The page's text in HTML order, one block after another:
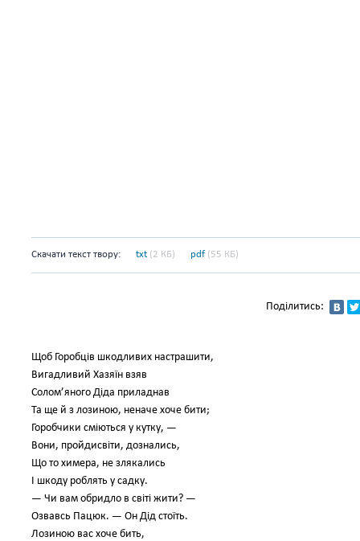
Скачати текст твору: txt (2 КБ) pdf (55 КБ)
Поділитись:
Щоб Горобців шкодливих настрашити,
Вигадливий Хазяїн взяв
Солом’яного Діда приладнав
Та ще й з лозиною, неначе хоче бити;
Горобчики сміються у кутку, —
Вони, пройдисвіти, дознались,
Що то химера, не злякались
І шкоду роблять у садку.
— Чи вам обридло в світі жити? —
Озвавсь Пацюк. — Он Дід стоїть.
Лозиною вас хоче бить,